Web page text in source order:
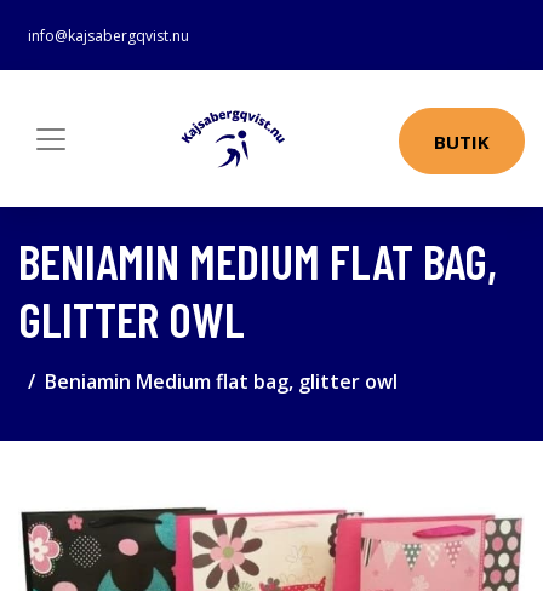
info@kajsabergqvist.nu
BUTIK
BENIAMIN MEDIUM FLAT BAG,
GLITTER OWL
Beniamin Medium flat bag, glitter owl